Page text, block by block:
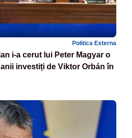
Politica Externa
i-a cerut lui Peter Magyar o
investiți de Viktor Orbán în